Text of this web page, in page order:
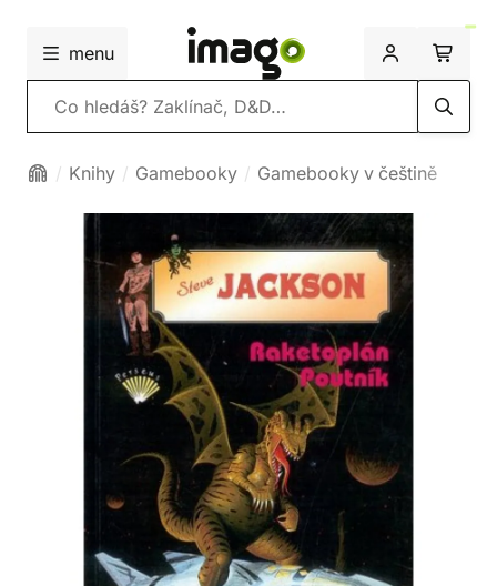
menu
Vyhledávání
Knihy Gamebooky Gamebooky v češtině